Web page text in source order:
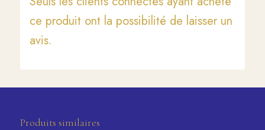
ce produit ont la possibilité de laisser un
avis.
Produits similaires